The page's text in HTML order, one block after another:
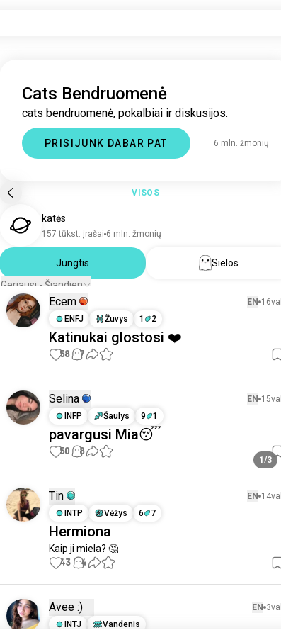
Cats Bendruomenė
cats bendruomenė, pokalbiai ir diskusijos.
PRISIJUNK DABAR PAT 6 mln. žmonių
VISOS
katės
157 tūkst. įrašai 6 mln. žmonių
Jungtis
Sielos
Geriausi - Šiandien
Ecem EN 16val.
ENFJ
Žuvys 1 2
Katinukai glostosi ❤️
58 7
Selina EN 15val.
INFP
Šaulys 9 1
pavargusi Mia😴
1/3
50 8
Tin EN 14val.
INTP
Vėžys 6 7
Hermiona
Kaip ji miela? 🤔
43 4
Avee :) EN 3val.
INTJ
Vandenis